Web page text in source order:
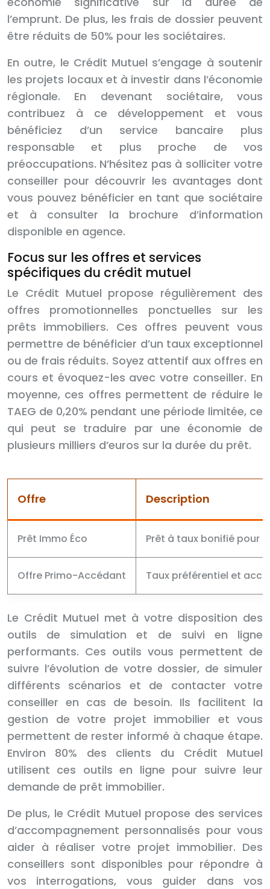
l’emprunt. De plus, les frais de dossier peuvent
être réduits de 50% pour les sociétaires.
En outre, le Crédit Mutuel s’engage à soutenir
les projets locaux et à investir dans l’économie
régionale. En devenant sociétaire, vous
contribuez à ce développement et vous
bénéficiez d’un service bancaire plus
responsable et plus proche de vos
préoccupations. N’hésitez pas à solliciter votre
conseiller pour découvrir les avantages dont
vous pouvez bénéficier en tant que sociétaire
et à consulter la brochure d’information
disponible en agence.
Focus sur les offres et services
spécifiques du crédit mutuel
Le Crédit Mutuel propose régulièrement des
offres promotionnelles ponctuelles sur les
prêts immobiliers. Ces offres peuvent vous
permettre de bénéficier d’un taux exceptionnel
ou de frais réduits. Soyez attentif aux offres en
cours et évoquez-les avec votre conseiller. En
moyenne, ces offres permettent de réduire le
TAEG de 0,20% pendant une période limitée, ce
qui peut se traduire par une économie de
plusieurs milliers d’euros sur la durée du prêt.
Offre Description
Prêt Immo Éco Prêt à taux bonifié pour
Offre Primo-Accédant Taux préférentiel et
Le Crédit Mutuel met à votre disposition des
outils de simulation et de suivi en ligne
performants. Ces outils vous permettent de
suivre l’évolution de votre dossier, de simuler
différents scénarios et de contacter votre
conseiller en cas de besoin. Ils facilitent la
gestion de votre projet immobilier et vous
permettent de rester informé à chaque étape.
Environ 80% des clients du Crédit Mutuel
utilisent ces outils en ligne pour suivre leur
demande de prêt immobilier.
De plus, le Crédit Mutuel propose des services
d’accompagnement personnalisés pour vous
aider à réaliser votre projet immobilier. Des
conseillers sont disponibles pour répondre à
vos interrogations, vous guider dans vos